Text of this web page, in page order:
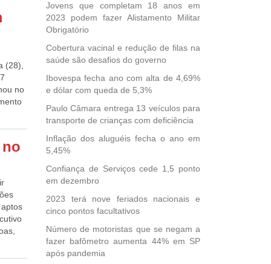
o
a
e
que
e
(28),
no
o
nós
pode
Jovens que completam 18 anos em
2023 podem fazer Alistamento Militar
Obrigatório
Cobertura vacinal e redução de filas na
saúde são desafios do governo
Ibovespa fecha ano com alta de 4,69%
e dólar com queda de 5,3%
Paulo Câmara entrega 13 veículos para
transporte de crianças com deficiência
Inflação dos aluguéis fecha o ano em
5,45%
Confiança de Serviços cede 1,5 ponto
em dezembro
2023 terá nove feriados nacionais e
cinco pontos facultativos
Número de motoristas que se negam a
fazer bafômetro aumenta 44% em SP
após pandemia